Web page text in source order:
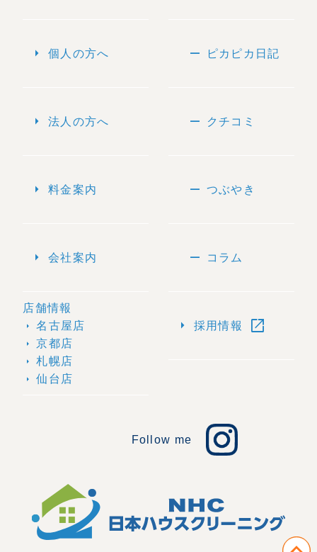
arrow_right 個人の方へ
arrow_right 法人の方へ
arrow_right 料金案内
arrow_right 会社案内
店舗情報
arrow_right 名古屋店
arrow_right 京都店
arrow_right 札幌店
arrow_right 仙台店
remove ピカピカ日記
remove クチコミ
remove つぶやき
remove コラム
arrow_right 採用情報 open_in_new
Follow me